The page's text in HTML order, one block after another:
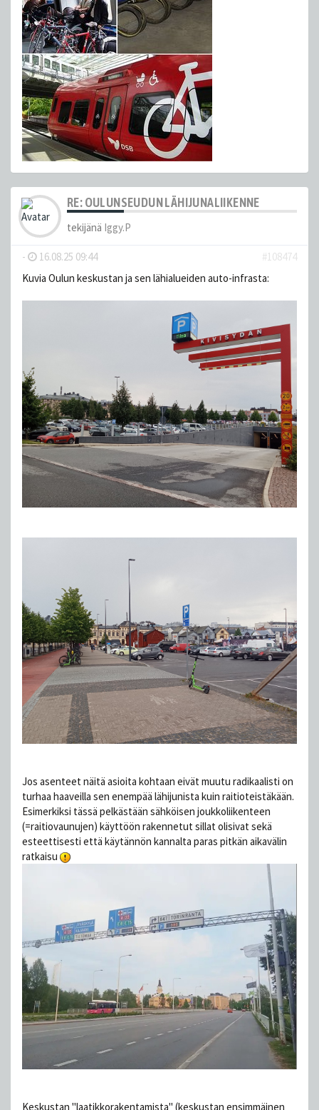
RE: OULUNSEUDUN LÄHIJUNALIIKENNE
tekijänä Iggy.P
- 16.08.25 09:44
#108474
Kuvia Oulun keskustan ja sen lähialueiden auto-infrasta:
Jos asenteet näitä asioita kohtaan eivät muutu radikaalisti on
turhaa haaveilla sen enempää lähijunista kuin raitioteistäkään.
Esimerkiksi tässä pelkästään sähköisen joukkoliikenteen
(=raitiovaunujen) käyttöön rakennetut sillat olisivat sekä
esteettisesti että käytännön kannalta paras pitkän aikavälin
ratkaisu
Keskustan "laatikkorakentamista" (keskustan ensimmäinen